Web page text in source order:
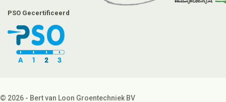
PSO Gecertificeerd
© 2026 - Bert van Loon Groentechniek BV